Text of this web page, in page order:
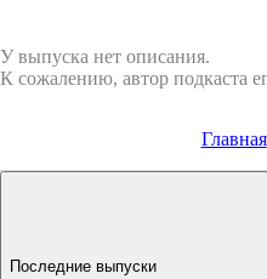
У выпуска нет описания.
К сожалению, автор подкаста
Главная
Последние выпуски